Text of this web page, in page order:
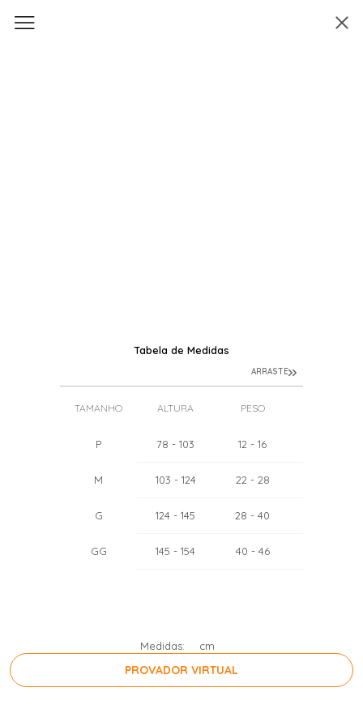
Tabela de Medidas
TAMANHO ALTURA PESO
P 78 - 103 12 - 16
M 103 - 124 22 - 28
G 124 - 145 28 - 40
GG 145 - 154 40 - 46
ARRASTE
Medidas: cm
PRESSIONE A BARRA DE
PROVADOR VIRTUAL